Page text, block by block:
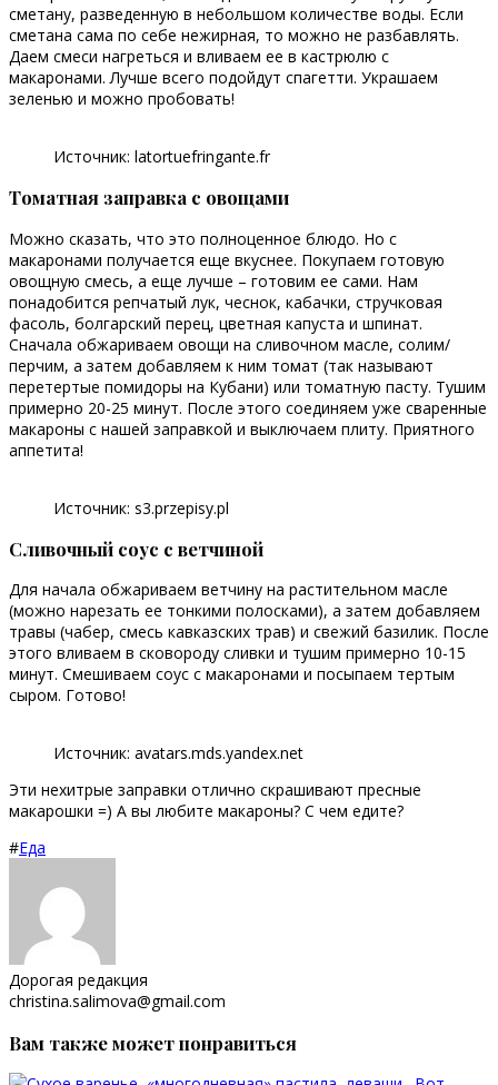
сметану, разведенную в небольшом количестве воды. Если
сметана сама по себе нежирная, то можно не разбавлять.
Даем смеси нагреться и вливаем ее в кастрюлю с
макаронами. Лучше всего подойдут спагетти. Украшаем
зеленью и можно пробовать!
Источник: latortuefringante.fr
Томатная заправка с овощами
Можно сказать, что это полноценное блюдо. Но с
макаронами получается еще вкуснее. Покупаем готовую
овощную смесь, а еще лучше – готовим ее сами. Нам
понадобится репчатый лук, чеснок, кабачки, стручковая
фасоль, болгарский перец, цветная капуста и шпинат.
Сначала обжариваем овощи на сливочном масле, солим/
перчим, а затем добавляем к ним томат (так называют
перетертые помидоры на Кубани) или томатную пасту. Тушим
примерно 20-25 минут. После этого соединяем уже сваренные
макароны с нашей заправкой и выключаем плиту. Приятного
аппетита!
Источник: s3.przepisy.pl
Сливочный соус с ветчиной
Для начала обжариваем ветчину на растительном масле
(можно нарезать ее тонкими полосками), а затем добавляем
травы (чабер, смесь кавказских трав) и свежий базилик. После
этого вливаем в сковороду сливки и тушим примерно 10-15
минут. Смешиваем соус с макаронами и посыпаем тертым
сыром. Готово!
Источник: avatars.mds.yandex.net
Эти нехитрые заправки отлично скрашивают пресные
макарошки =) А вы любите макароны? С чем едите?
#Еда
Дорогая редакция
christina.salimova@gmail.com
Вам также может понравиться